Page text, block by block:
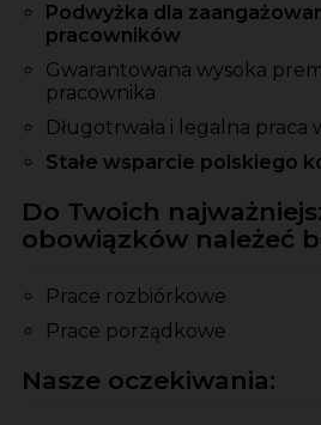
Podwyżka dla
pracowników
Gwarantowana wysoka
pracownika
Długotrwała i legalna praca
Stałe wsparcie polskiego
Do Twoich
obowiązków należeć
Prace rozbiórkowe
Prace porządkowe
Nasze oczekiwania: